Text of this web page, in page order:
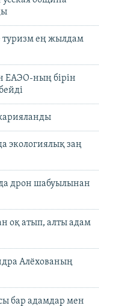
туризм ең жылдам
ЕАЭО-ның бірін
жарияланды
экологиялық заң
дрон шабуылынан
оқ атып, алты адам
Алёхованың
бар адамдар мен